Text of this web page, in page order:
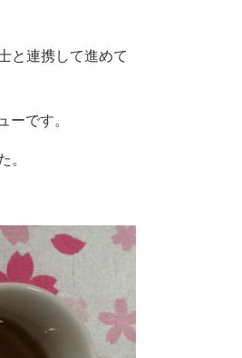
と連携して進めて
ーです。
。